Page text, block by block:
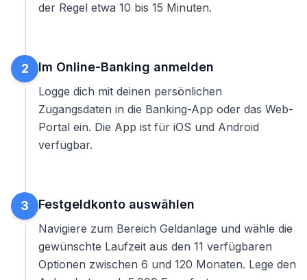
der Regel etwa 10 bis 15 Minuten.
2 Im Online-Banking anmelden
Logge dich mit deinen persönlichen
Zugangsdaten in die Banking-App oder das Web-
Portal ein. Die App ist für iOS und Android
verfügbar.
3 Festgeldkonto auswählen
Navigiere zum Bereich Geldanlage und wähle die
gewünschte Laufzeit aus den 11 verfügbaren
Optionen zwischen 6 und 120 Monaten. Lege den